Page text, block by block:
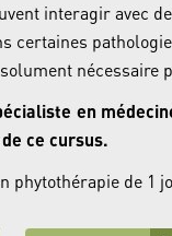
interagir avec
certaines
nécessaire
en
ce cursus.
phytothérapie de 1